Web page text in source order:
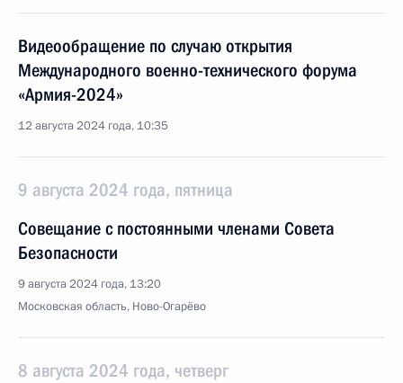
Видеообращение по случаю открытия
Международного военно-технического форума
«Армия-2024»
12 августа 2024 года, 10:35
9 августа 2024 года, пятница
Совещание с постоянными членами Совета
Безопасности
9 августа 2024 года, 13:20
Московская область, Ново-Огарёво
8 августа 2024 года, четверг